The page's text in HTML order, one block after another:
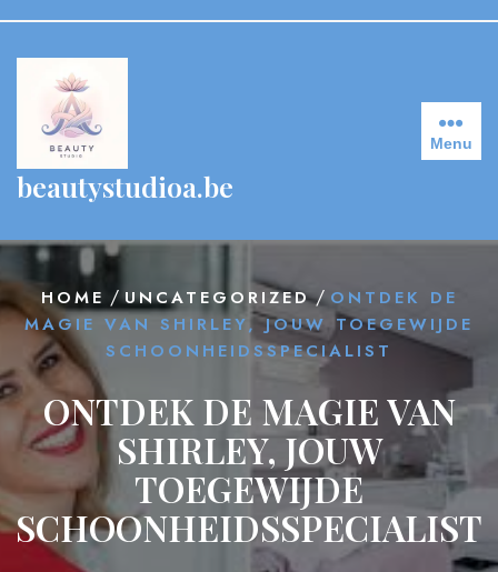
content
beautystudioa.be
Menu
HOME /UNCATEGORIZED/ ONTDEK DE
MAGIE VAN SHIRLEY, JOUW TOEGEWIJDE
SCHOONHEIDSSPECIALIST
ONTDEK DE MAGIE VAN
SHIRLEY, JOUW
TOEGEWIJDE
SCHOONHEIDSSPECIALIST